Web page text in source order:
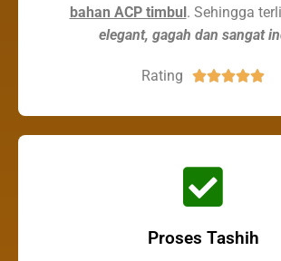
bahan ACP timbul . Sehingga
elegant, gagah dan sangat
Rating 
Proses Tashih